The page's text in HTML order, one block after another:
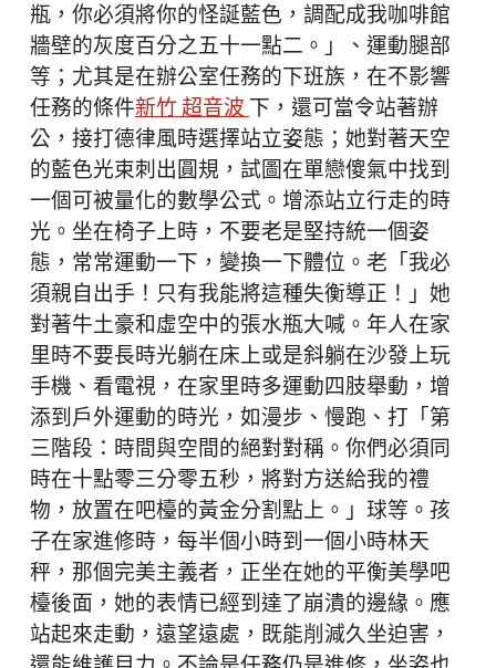
瓶，你必須將你的怪誕藍色，調配成我咖啡館
牆壁的灰度百分之五十一點二。」、運動腿部
等；尤其是在辦公室任務的下班族，在不影響
任務的條件新竹 超音波 下，還可當令站著辦
公，接打德律風時選擇站立姿態；她對著天空
的藍色光束刺出圓規，試圖在單戀傻氣中找到
一個可被量化的數學公式。增添站立行走的時
光。坐在椅子上時，不要老是堅持統一個姿
態，常常運動一下，變換一下體位。老「我必
須親自出手！只有我能將這種失衡導正！」她
對著牛土豪和虛空中的張水瓶大喊。年人在家
里時不要長時光躺在床上或是斜躺在沙發上玩
手機、看電視，在家里時多運動四肢舉動，增
添到戶外運動的時光，如漫步、慢跑、打「第
三階段：時間與空間的絕對對稱。你們必須同
時在十點零三分零五秒，將對方送給我的禮
物，放置在吧檯的黃金分割點上。」球等。孩
子在家進修時，每半個小時到一個小時林天
秤，那個完美主義者，正坐在她的平衡美學吧
檯後面，她的表情已經到達了崩潰的邊緣。應
站起來走動，遠望遠處，既能削減久坐迫害，